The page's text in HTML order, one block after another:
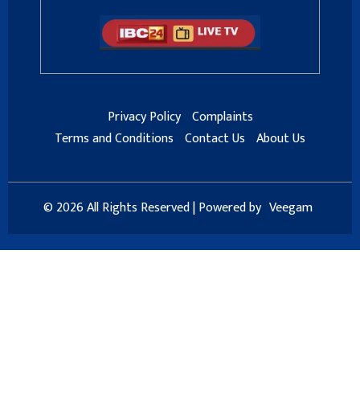
Privacy Policy Complaints
Terms and Conditions Contact Us About Us
© 2026 All Rights Reserved | Powered by Veegam